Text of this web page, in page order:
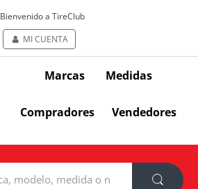
Bienvenido a TireClub
MI CUENTA
Marcas Medidas
Compradores Vendedores